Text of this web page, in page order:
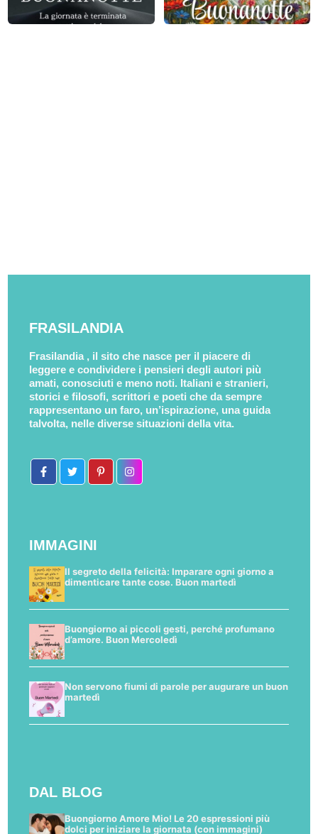
FRASILANDIA
Frasilandia , il sito che nasce per il piacere di
leggere e condividere i pensieri degli autori più
amati, conosciuti e meno noti. Italiani e stranieri,
storici e filosofi, scrittori e poeti che da sempre
rappresentano un faro, un’ispirazione, una guida
talvolta, nelle diverse situazioni della vita.
IMMAGINI
Il segreto della felicità: Imparare ogni giorno a
dimenticare tante cose. Buon martedì
Buongiorno ai piccoli gesti, perché profumano
d’amore. Buon Mercoledì
Non servono fiumi di parole per augurare un buon
martedì
DAL BLOG
Buongiorno Amore Mio! Le 20 espressioni più
dolci per iniziare la giornata (con immagini)